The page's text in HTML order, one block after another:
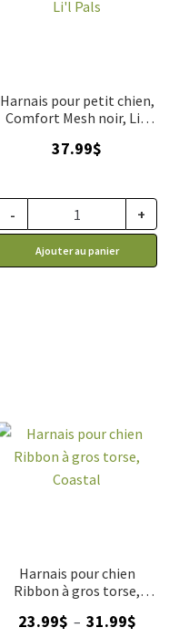
Harnais pour petit chien,
Comfort Mesh noir, Li'l
37.99$
- +
Ajouter au panier
Harnais pour chien
Ribbon à gros torse,
23.99$ – 31.99$Plage